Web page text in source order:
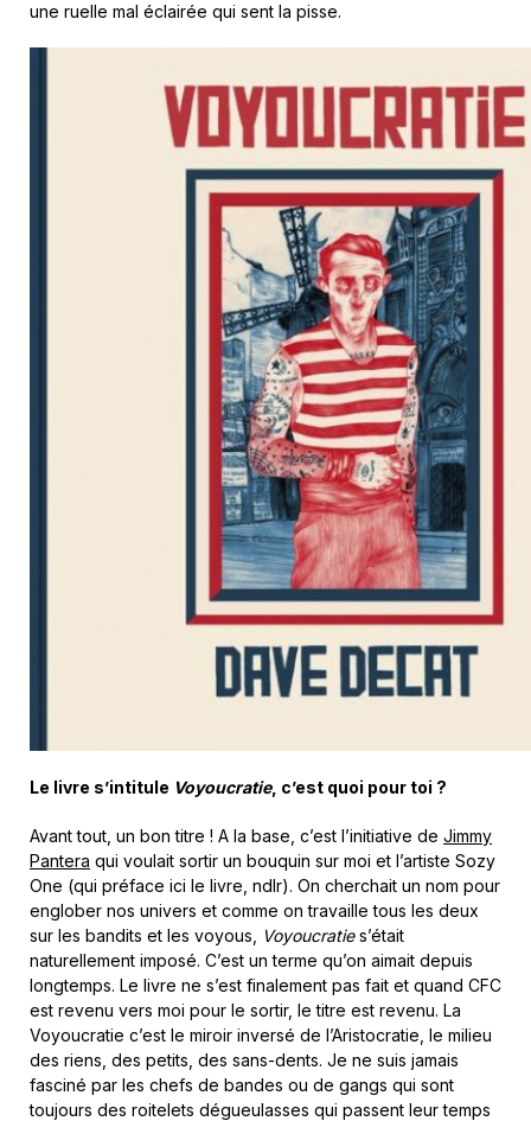
une ruelle mal éclairée qui sent la pisse.
Le livre s’intitule Voyoucratie, c’est quoi pour toi ?
Avant tout, un bon titre ! A la base, c’est l’initiative de Jimmy
Pantera qui voulait sortir un bouquin sur moi et l’artiste Sozy
One (qui préface ici le livre, ndlr). On cherchait un nom pour
englober nos univers et comme on travaille tous les deux
sur les bandits et les voyous,
Voyoucraties’était
naturellement imposé. C’est un terme qu’on aimait depuis
longtemps. Le livre ne s’est finalement pas fait et quand CFC
est revenu vers moi pour le sortir, le titre est revenu. La
Voyoucratie c’est le miroir inversé de l’Aristocratie, le milieu
des riens, des petits, des sans-dents. Je ne suis jamais
fasciné par les chefs de bandes ou de gangs qui sont
toujours des roitelets dégueulasses qui passent leur temps